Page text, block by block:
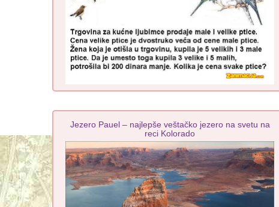
Jezero Pauel – najlepše veštačko jezero na svetu na
reci Kolorado